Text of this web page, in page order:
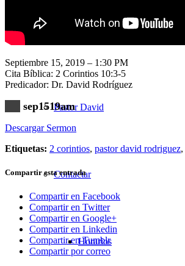
Pastor David
Contactar
Horarios
Septiembre 15, 2019 – 1:30 PM
Cita Bíblica: 2 Corintios 10:3-5
Predicador: Dr. David Rodríguez
sep1519am
Descargar Sermon
Etiquetas: 2 corintios, pastor david rodriguez,
Compartir esta entrada
Compartir en Facebook
Compartir en Twitter
Compartir en Google+
Compartir en Linkedin
Compartir en Tumblr
Compartir por correo